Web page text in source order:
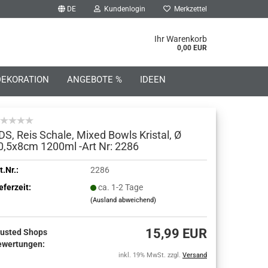
DE Kundenlogin
erstellen
vergessen?
Merkzettel
Ihr Warenkorb
0,00 EUR
ANGEBOTE % IDEEN
Reis Schale, Mixed Bowls Kristal, Ø
1200ml -Art Nr: 2286
2286
ca. 1-2 Tage
(Ausland abweichend)
Shops
15,99 EUR
inkl. 19% MwSt. zzgl. Versand